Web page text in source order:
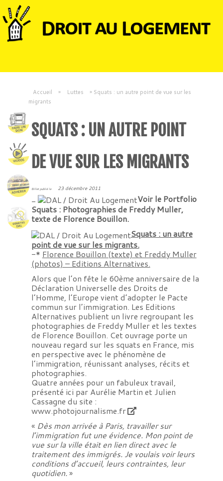
Accueil » Luttes » Squats : un autre point de vue sur les
migrants
SQUATS : UN AUTRE POINT
DE VUE SUR LES MIGRANTS
Billet publié le 23 décembre 2011
Voir le Portfolio
Squats : Photographies de Freddy Muller,
texte de Florence Bouillon.
Squats : un autre
point de vue sur les migrants.
-* Florence Bouillon (texte) et Freddy Muller
(photos) – Editions Alternatives.
Alors que l’on fête le 60ème anniversaire de la
Déclaration Universelle des Droits de
l’Homme, l’Europe vient d’adopter le Pacte
commun sur l’immigration. Les Editions
Alternatives publient un livre regroupant les
photographies de Freddy Muller et les textes
de Florence Bouillon. Cet ouvrage porte un
nouveau regard sur les squats en France, mis
en perspective avec le phénomène de
l’immigration, réunissant analyses, récits et
photographies.
Quatre années pour un fabuleux travail,
présenté ici par Aurélie Martin et Julien
Cassagne du site :
www.photojournalisme.fr
« Dès mon arrivée à Paris, travailler sur
l’immigration fut une évidence. Mon point de
vue sur la ville était en lien direct avec le
traitement des immigrés. Je voulais voir leurs
conditions d’accueil, leurs contraintes, leur
quotidien.»